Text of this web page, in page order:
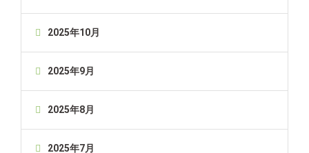
2025年10月
2025年9月
2025年8月
2025年7月